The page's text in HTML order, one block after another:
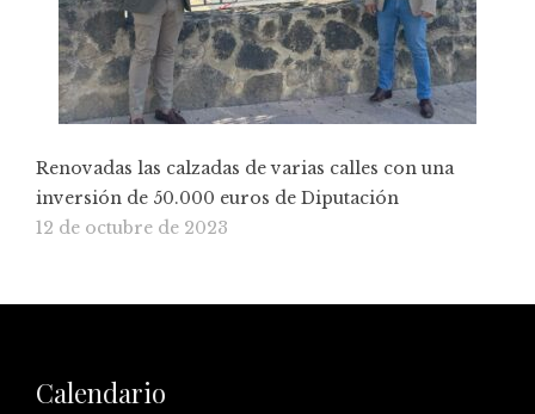
Renovadas las calzadas de varias calles con una
inversión de 50.000 euros de Diputación
12 de octubre de 2023
Calendario